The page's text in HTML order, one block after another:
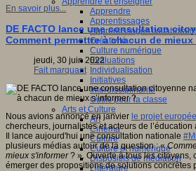
Apprendre
Apprentissages
Apprentissages
Créativité
Culture numérique
Evaluations
Individualisation
Initiatives
Interdisciplinarité
Outils pour la classe
Arts et Culture
Art
Cinéma
Culture
Culture et numérique
Dispositifs de médiation
Littérature
En savoir plus...
DE FACTO lance une consultation
Comment permettre à chacun de mieux
jeudi, 30 juin 2022
Fait marquant
Nous avions annoncé en janvier le projet
chercheurs, journalistes et acteurs de l’éducation
Il lance aujourd'hui une consultation nationale
plusieurs médias autour de la question : «
mieux s'informer? ». Ouverte à tous les citoyens,
émerger des propositions de solutions concrètes